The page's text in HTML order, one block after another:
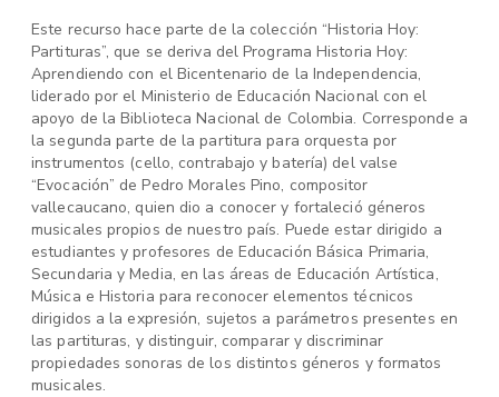
Este recurso hace parte de la colección “Historia Hoy:
Partituras”, que se deriva del Programa Historia Hoy:
Aprendiendo con el Bicentenario de la Independencia,
liderado por el Ministerio de Educación Nacional con el
apoyo de la Biblioteca Nacional de Colombia. Corresponde a
la segunda parte de la partitura para orquesta por
instrumentos (cello, contrabajo y batería) del valse
“Evocación” de Pedro Morales Pino, compositor
vallecaucano, quien dio a conocer y fortaleció géneros
musicales propios de nuestro país. Puede estar dirigido a
estudiantes y profesores de Educación Básica Primaria,
Secundaria y Media, en las áreas de Educación Artística,
Música e Historia para reconocer elementos técnicos
dirigidos a la expresión, sujetos a parámetros presentes en
las partituras, y distinguir, comparar y discriminar
propiedades sonoras de los distintos géneros y formatos
musicales.